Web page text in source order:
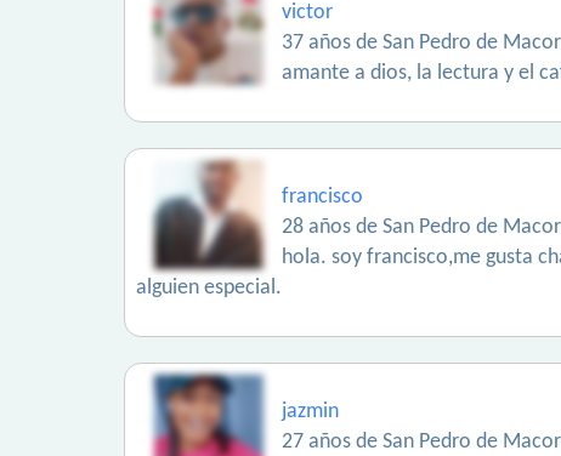
victor
37 años de San Pedro de
amante a dios, la lectura y el
francisco
28 años de San Pedro de
hola. soy francisco,me gusta
alguien especial.
jazmin
27 años de San Pedro de